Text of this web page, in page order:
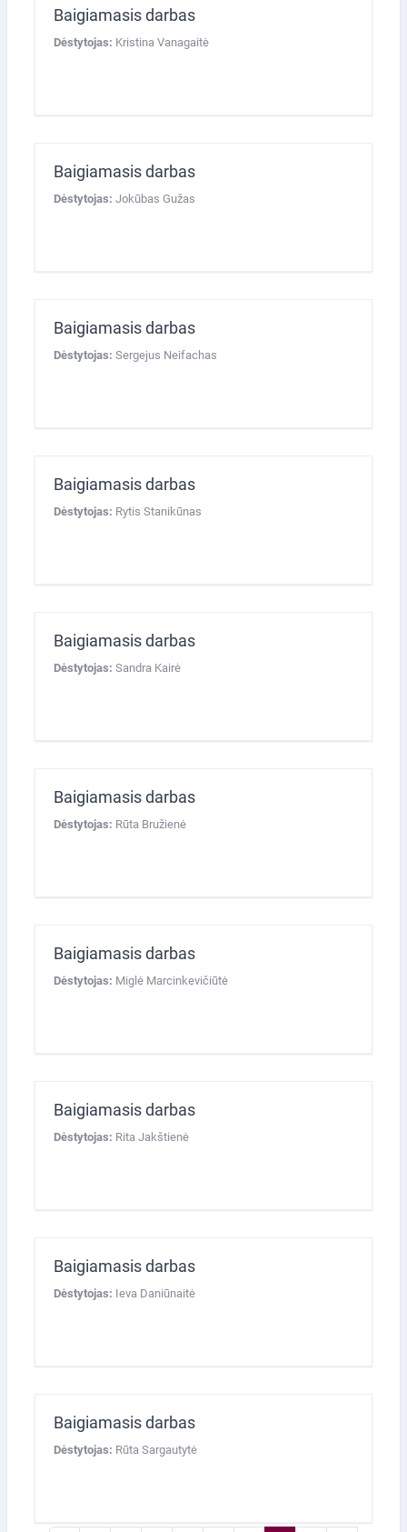
Baigiamasis darbas
Dėstytojas: Kristina Vanagaitė
Baigiamasis darbas
Dėstytojas: Jokūbas Gužas
Baigiamasis darbas
Dėstytojas: Sergejus Neifachas
Baigiamasis darbas
Dėstytojas: Rytis Stanikūnas
Baigiamasis darbas
Dėstytojas: Sandra Kairė
Baigiamasis darbas
Dėstytojas: Rūta Bružienė
Baigiamasis darbas
Dėstytojas: Miglė Marcinkevičiūtė
Baigiamasis darbas
Dėstytojas: Rita Jakštienė
Baigiamasis darbas
Dėstytojas: Ieva Daniūnaitė
Baigiamasis darbas
Dėstytojas: Rūta Sargautytė